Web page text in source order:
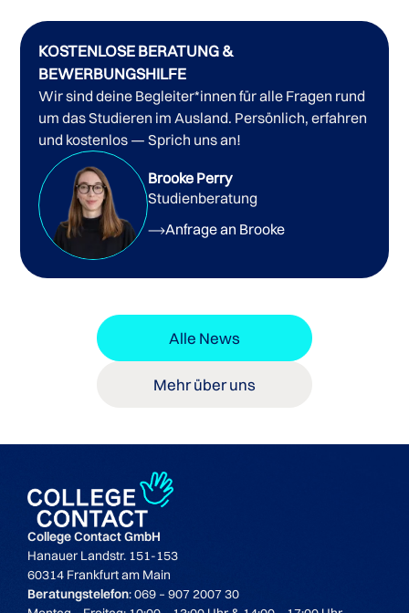
KOSTENLOSE BERATUNG &
BEWERBUNGSHILFE
Wir sind deine Begleiter*innen für alle Fragen rund
um das Studieren im Ausland. Persönlich, erfahren
und kostenlos — Sprich uns an!
Brooke Perry
Studienberatung
Anfrage an Brooke
Alle News
Mehr über uns
College Contact GmbH
Hanauer Landstr. 151-153
60314 Frankfurt am Main
Beratungstelefon: 069 – 907 2007 30